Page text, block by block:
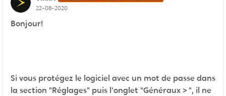
22-08-2020
Bonjour!
Si vous protégez le logiciel avec un mot de passe dans
la section "Réglages" puis l'onglet "Généraux > ", il ne